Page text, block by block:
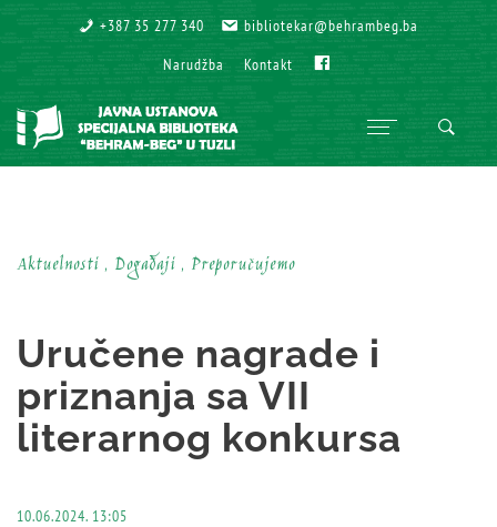
+387 35 277 340
+387 35 277 340 bibliotekar@behrambeg.ba
bibliotekar@behrambeg.ba
Narudžba
Narudžba Kontakt
Kontakt
Aktuelnosti , Događaji , Preporučujemo
Uručene nagrade i
priznanja sa VII
literarnog konkursa
10.06.2024. 13:05